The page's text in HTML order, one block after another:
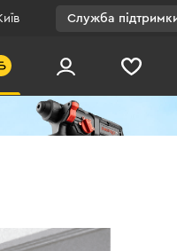
Служба
Viber